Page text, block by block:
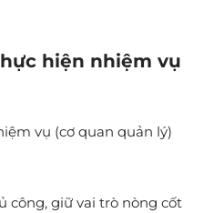
hiện nhiệm vụ
vụ (cơ quan quản lý)
công, giữ vai trò nòng cốt